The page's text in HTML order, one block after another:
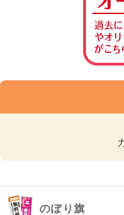
のぼり旗